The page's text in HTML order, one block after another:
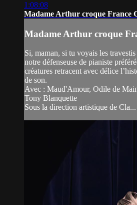
1:08:08
Madame Arthur croque France
Madame Arthur croque
Si, maman, si tu voyais les
notre défenseuse de pianiste
créatures retracent avec délice
de son.
Avec : Maud'Amour, Odile de
Tony Blanquette
Sous la direction artistique de Cla...